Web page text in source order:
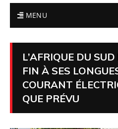
MENU
L’AFRIQUE DU
FIN À SES
COURANT
QUE PRÉVU